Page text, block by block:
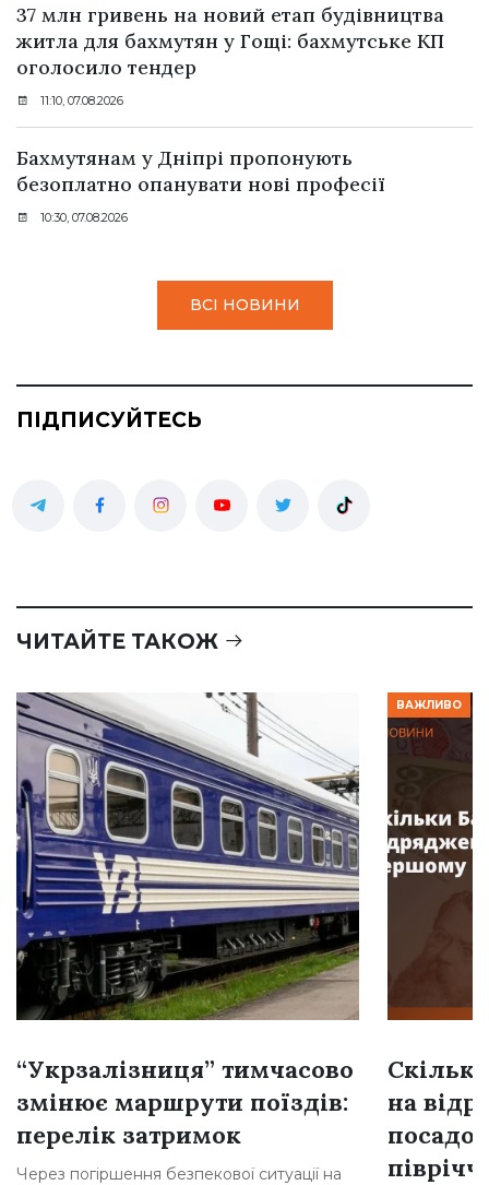
37 млн гривень на новий етап будівництва
житла для бахмутян у Гощі: бахмутське КП
оголосило тендер
11:10, 07.08.2026
Бахмутянам у Дніпрі пропонують
безоплатно опанувати нові професії
10:30, 07.08.2026
ВСІ НОВИНИ
ПІДПИСУЙТЕСЬ
ЧИТАЙТЕ ТАКОЖ
“Укрзалізниця” тимчасово
змінює маршрути поїздів:
перелік затримок
Через погіршення безпекової ситуації на
ВАЖЛИВО
на